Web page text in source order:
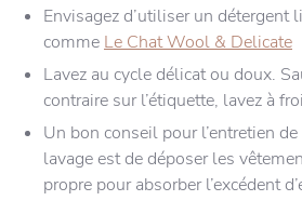
Envisagez d’utiliser un détergent
comme Le Chat Wool & Delicate
Lavez au cycle délicat ou doux.
contraire sur l’étiquette, lavez à
Un bon conseil pour l’entretien
lavage est de déposer les
propre pour absorber l’excédent